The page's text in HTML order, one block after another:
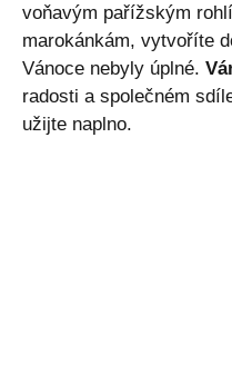
voňavým pařížským
marokánkám, vytvoříte
Vánoce nebyly úplné.
radosti a společném
užijte naplno.